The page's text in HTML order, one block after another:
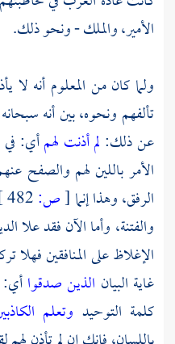
الأمير، والملك - ونحو ذلك.
ولما كان من المعلوم أنه لا
تألفهم ونحوه، بين أنه
عن ذلك: لم أذنت لهمأي:
الأمر باللين لهم والصفح
الرفق، وهذا إنما [ص:
والفتنة، وأما الآن فقد علا
الإغلاظ على المنافقين فهلا
غاية البيان الذين صدقواأي:
كلمة التوحيد وتعلم